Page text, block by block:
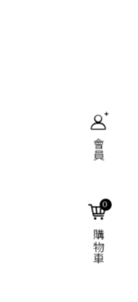
語言
會員
0
購物車